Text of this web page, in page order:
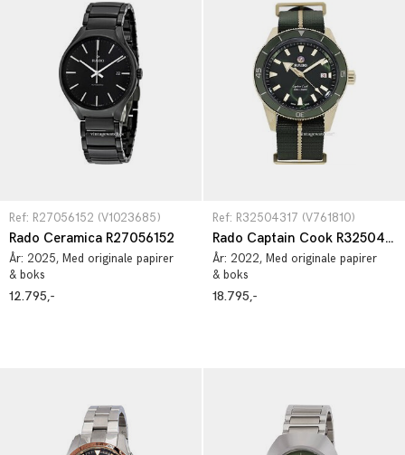
Ref: R27056152 (V1023685)
Rado Ceramica R27056152
År: 2025, Med originale papirer
& boks
12.795,-
Ref: R32504317 (V761810)
Rado Captain Cook R32504317
År: 2022, Med originale papirer
& boks
18.795,-